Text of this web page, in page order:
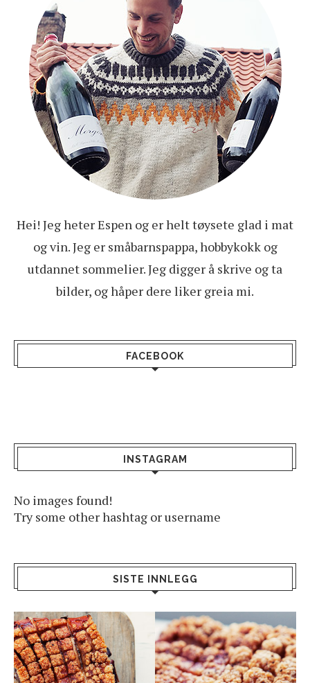
Hei! Jeg heter Espen og er helt tøysete glad i mat
og vin. Jeg er småbarnspappa, hobbykokk og
utdannet sommelier. Jeg digger å skrive og ta
bilder, og håper dere liker greia mi.
FACEBOOK
INSTAGRAM
No images found!
Try some other hashtag or username
SISTE INNLEGG